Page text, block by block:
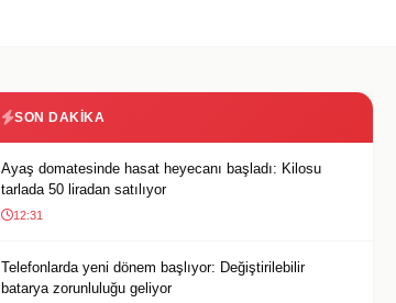
SON DAKIKA
Ayaş domatesinde hasat heyecanı başladı: Kilosu
tarlada 50 liradan satılıyor
12:31
Telefonlarda yeni dönem başlıyor: Değiştirilebilir
batarya zorunluluğu geliyor